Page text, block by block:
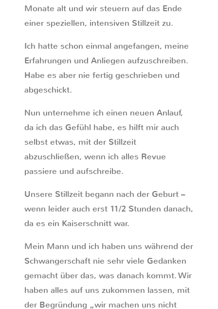
Monate alt und wir steuern auf das Ende
einer speziellen, intensiven Stillzeit zu.
Ich hatte schon einmal angefangen, meine
Erfahrungen und Anliegen aufzuschreiben.
Habe es aber nie fertig geschrieben und
abgeschickt.
Nun unternehme ich einen neuen Anlauf,
da ich das Gefühl habe, es hilft mir auch
selbst etwas, mit der Stillzeit
abzuschließen, wenn ich alles Revue
passiere und aufschreibe.
Unsere Stillzeit begann nach der Geburt –
wenn leider auch erst 11/2 Stunden danach,
da es ein Kaiserschnitt war.
Mein Mann und ich haben uns während der
Schwangerschaft nie sehr viele Gedanken
gemacht über das, was danach kommt. Wir
haben alles auf uns zukommen lassen, mit
der Begründung „wir machen uns nicht